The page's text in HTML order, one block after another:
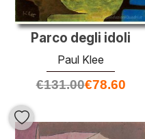
Parco degli idoli
Paul Klee
€131.00€78.60